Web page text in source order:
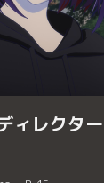
ィレクタ